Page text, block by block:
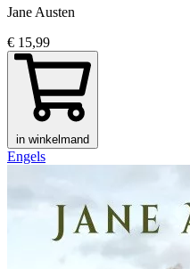
Jane Austen
€ 15,99
in winkelmand
Engels